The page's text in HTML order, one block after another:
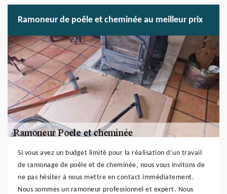
Ramoneur de poêle et cheminée au meilleur prix
Si vous avez un budget limité pour la réalisation d’un travail
de ramonage de poêle et de cheminée, nous vous invitons de
ne pas hésiter à nous mettre en contact immédiatement.
Nous sommes un ramoneur professionnel et expert. Nous